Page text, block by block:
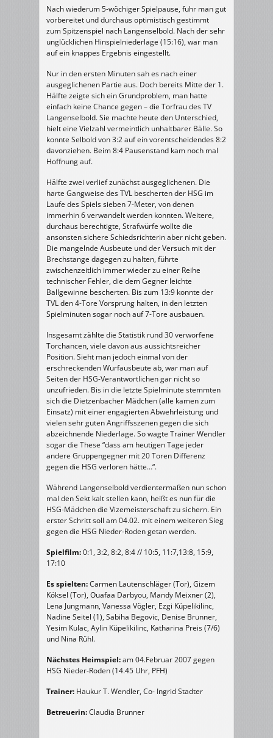
HSG
Dietzenbach
17
:
10
(8
:
4)
Nach wiederum 5-wöchiger Spielpause, fuhr man gut
vorbereitet und durchaus optimistisch gestimmt
zum Spitzenspiel nach Langenselbold. Nach der sehr
unglücklichen Hinspielniederlage (15:16), war man
auf ein knappes Ergebnis eingestellt.
Nur in den ersten Minuten sah es nach einer
ausgeglichenen Partie aus. Doch bereits Mitte der 1.
Hälfte zeigte sich ein Grundproblem, man hatte
einfach keine Chance gegen – die Torfrau des TV
Langenselbold. Sie machte heute den Unterschied,
hielt eine Vielzahl vermeintlich unhaltbarer Bälle. So
konnte Selbold von 3:2 auf ein vorentscheidendes 8:2
davonziehen. Beim 8:4 Pausenstand kam noch mal
Hoffnung auf.
Hälfte zwei verlief zunächst ausgeglichenen. Die
harte Gangweise des TVL bescherten der HSG im
Laufe des Spiels sieben 7-Meter, von denen
immerhin 6 verwandelt werden konnten. Weitere,
durchaus berechtigte, Strafwürfe wollte die
ansonsten sichere Schiedsrichterin aber nicht geben.
Die mangelnde Ausbeute und der Versuch mit der
Brechstange dagegen zu halten, führte
zwischenzeitlich immer wieder zu einer Reihe
technischer Fehler, die dem Gegner leichte
Ballgewinne bescherten. Bis zum 13:9 konnte der
TVL den 4-Tore Vorsprung halten, in den letzten
Spielminuten sogar noch auf 7-Tore ausbauen.
Insgesamt zählte die Statistik rund 30 verworfene
Torchancen, viele davon aus aussichtsreicher
Position. Sieht man jedoch einmal von der
erschreckenden Wurfausbeute ab, war man auf
Seiten der HSG-Verantwortlichen gar nicht so
unzufrieden. Bis in die letzte Spielminute stemmten
sich die Dietzenbacher Mädchen (alle kamen zum
Einsatz) mit einer engagierten Abwehrleistung und
vielen sehr guten Angriffsszenen gegen die sich
abzeichnende Niederlage. So wagte Trainer Wendler
sogar die These “dass am heutigen Tage jeder
andere Gruppengegner mit 20 Toren Differenz
gegen die HSG verloren hätte…“.
Während Langenselbold verdientermaßen nun schon
mal den Sekt kalt stellen kann, heißt es nun für die
HSG-Mädchen die Vizemeisterschaft zu sichern. Ein
erster Schritt soll am 04.02. mit einem weiteren Sieg
gegen die HSG Nieder-Roden getan werden.
Spielfilm:0:1, 3:2, 8:2, 8:4 // 10:5, 11:7,13:8, 15:9,
17:10
Es spielten:Carmen Lautenschläger (Tor), Gizem
Köksel (Tor), Ouafaa Darbyou, Mandy Meixner (2),
Lena Jungmann, Vanessa Vögler, Ezgi Küpelikilinc,
Nadine Seitel (1), Sabiha Begovic, Denise Brunner,
Yesim Kulac, Aylin Küpelikilinc, Katharina Preis (7/6)
und Nina Rühl.
Nächstes Heimspiel:am 04.Februar 2007 gegen
HSG Nieder-Roden (14.45 Uhr, PFH)
Trainer: Haukur T. Wendler, Co- Ingrid Stadter
Betreuerin:Claudia Brunner